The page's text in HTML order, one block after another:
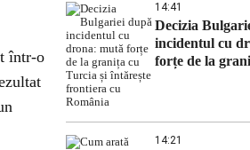
într-o
14:41
Decizia
incidentul cu
forțe de la
14:21